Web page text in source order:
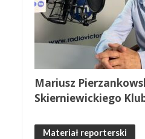
Mariusz
Skierniewickiego
Materiał reporterski